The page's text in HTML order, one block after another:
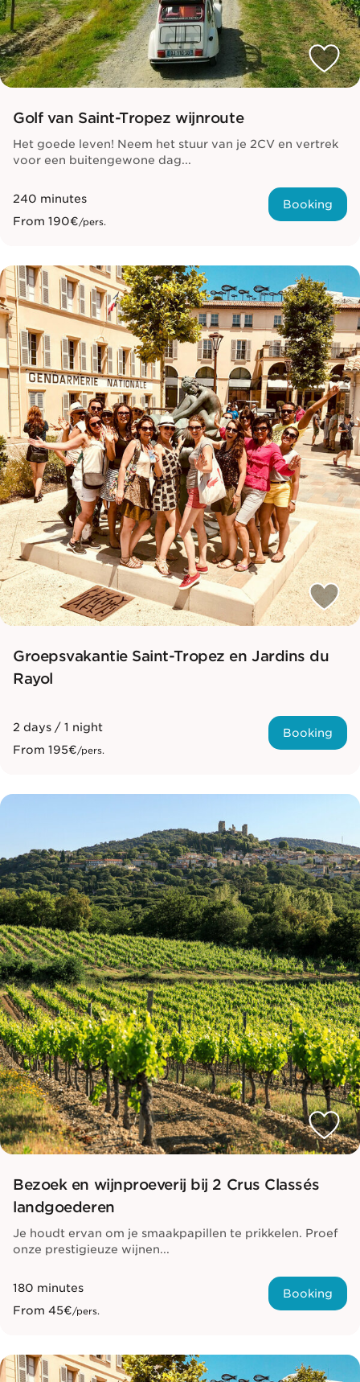
Golf van Saint-Tropez wijnroute
Het goede leven! Neem het stuur van je 2CV en vertrek
voor een buitengewone dag...
240 minutes
From 190€/pers.
Booking
Groepsvakantie Saint-Tropez en Jardins du
Rayol
2 days / 1 night
From 195€/pers.
Booking
Bezoek en wijnproeverij bij 2 Crus Classés
landgoederen
Je houdt ervan om je smaakpapillen te prikkelen. Proef
onze prestigieuze wijnen...
180 minutes
From 45€/pers.
Booking